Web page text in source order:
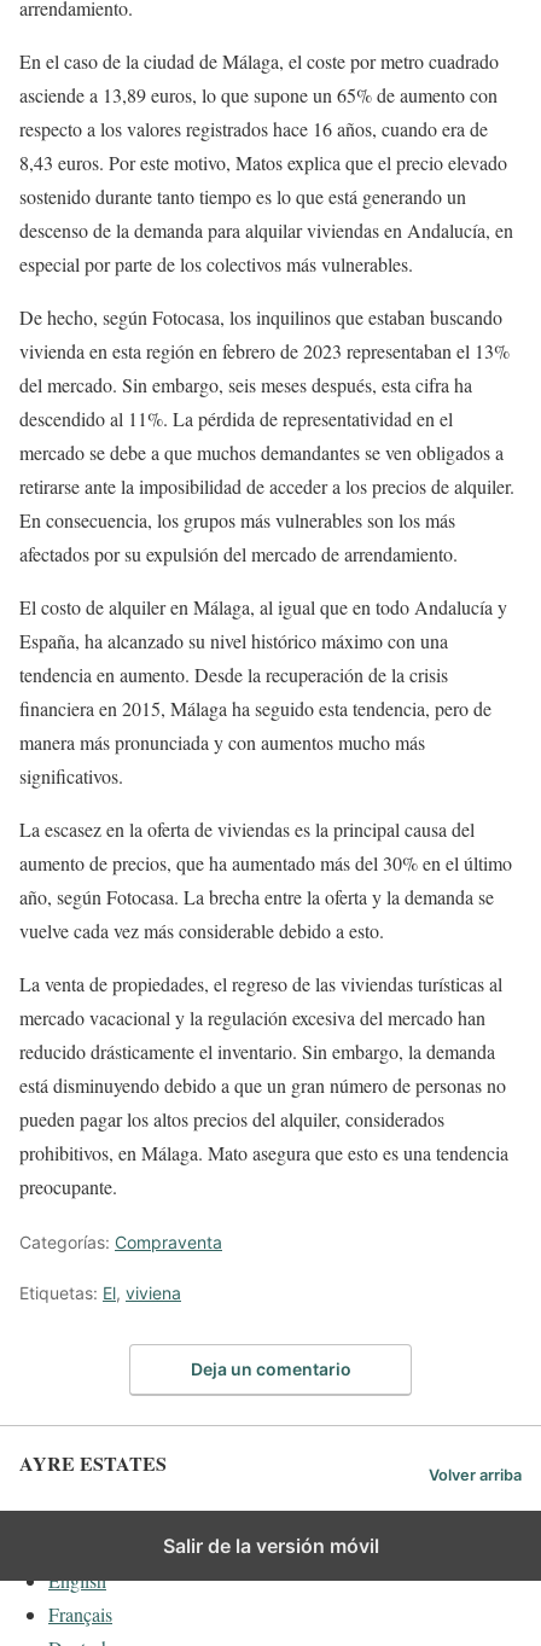
arrendamiento.
En el caso de la ciudad de Málaga, el coste por metro cuadrado
asciende a 13,89 euros, lo que supone un 65% de aumento con
respecto a los valores registrados hace 16 años, cuando era de
8,43 euros. Por este motivo, Matos explica que el precio elevado
sostenido durante tanto tiempo es lo que está generando un
descenso de la demanda para alquilar viviendas en Andalucía, en
especial por parte de los colectivos más vulnerables.
De hecho, según Fotocasa, los inquilinos que estaban buscando
vivienda en esta región en febrero de 2023 representaban el 13%
del mercado. Sin embargo, seis meses después, esta cifra ha
descendido al 11%. La pérdida de representatividad en el
mercado se debe a que muchos demandantes se ven obligados a
retirarse ante la imposibilidad de acceder a los precios de alquiler.
En consecuencia, los grupos más vulnerables son los más
afectados por su expulsión del mercado de arrendamiento.
El costo de alquiler en Málaga, al igual que en todo Andalucía y
España, ha alcanzado su nivel histórico máximo con una
tendencia en aumento. Desde la recuperación de la crisis
financiera en 2015, Málaga ha seguido esta tendencia, pero de
manera más pronunciada y con aumentos mucho más
significativos.
La escasez en la oferta de viviendas es la principal causa del
aumento de precios, que ha aumentado más del 30% en el último
año, según Fotocasa. La brecha entre la oferta y la demanda se
vuelve cada vez más considerable debido a esto.
La venta de propiedades, el regreso de las viviendas turísticas al
mercado vacacional y la regulación excesiva del mercado han
reducido drásticamente el inventario. Sin embargo, la demanda
está disminuyendo debido a que un gran número de personas no
pueden pagar los altos precios del alquiler, considerados
prohibitivos, en Málaga. Mato asegura que esto es una tendencia
preocupante.
Categorías: Compraventa
Etiquetas: El, viviena
Deja un comentario
AYRE ESTATES Volver arriba
Salir de la versión móvil
English
Français